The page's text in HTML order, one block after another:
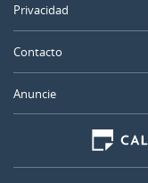
Privacidad
Contacto
Anuncie